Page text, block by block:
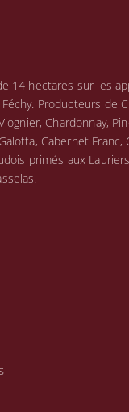
14 hectares sur les
Producteurs de
Chardonnay,
Cabernet Franc,
primés aux